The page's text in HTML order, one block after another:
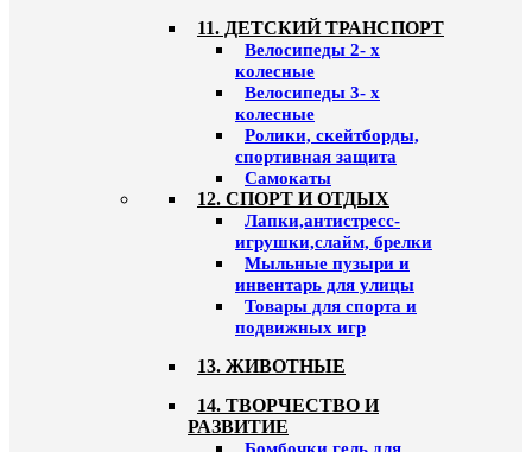
11. ДЕТСКИЙ ТРАНСПОРТ
Велосипеды 2- х
колесные
Велосипеды 3- х
колесные
Ролики, скейтборды,
спортивная защита
Самокаты
12. СПОРТ И ОТДЫХ
Лапки,антистресс-
игрушки,слайм, брелки
Мыльные пузыри и
инвентарь для улицы
Товары для спорта и
подвижных игр
13. ЖИВОТНЫЕ
14. ТВОРЧЕСТВО И
РАЗВИТИЕ